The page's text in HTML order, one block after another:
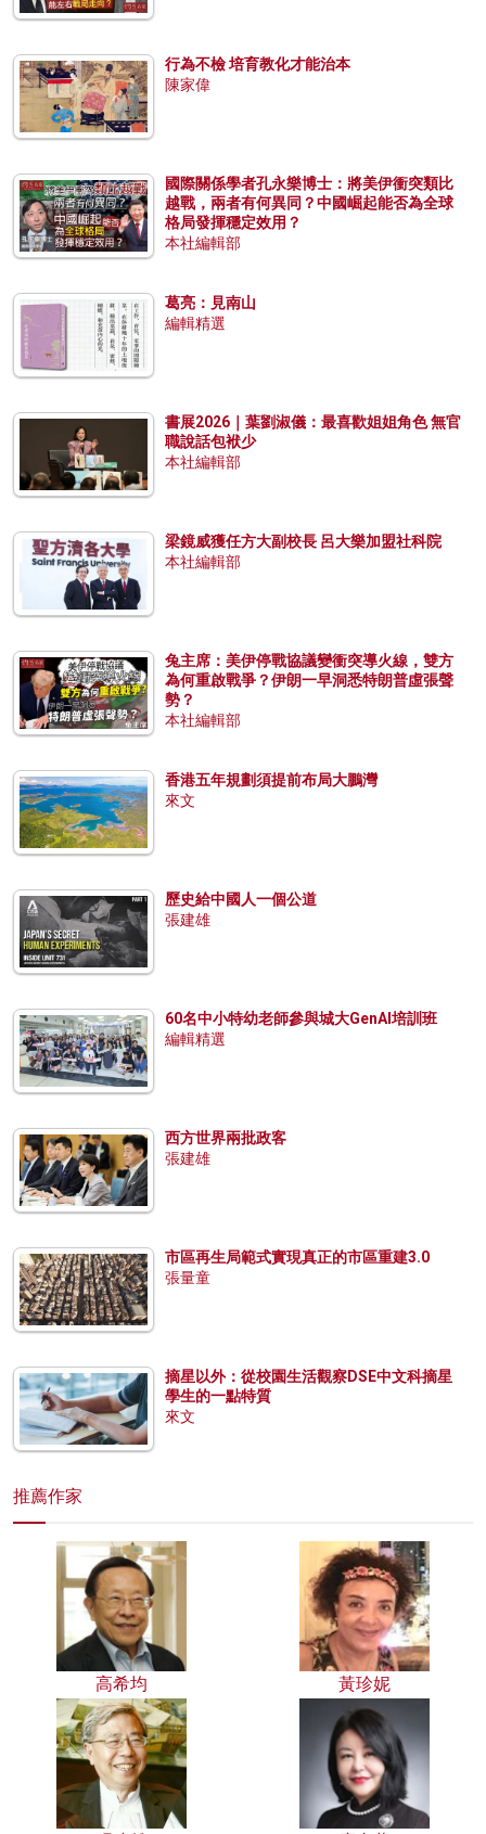
行為不檢 培育教化才能治本
陳家偉
國際關係學者孔永樂博士：將美伊衝突類比
越戰，兩者有何異同？中國崛起能否為全球
格局發揮穩定效用？
本社編輯部
葛亮：見南山
編輯精選
書展2026｜葉劉淑儀：最喜歡姐姐角色 無官
職說話包袱少
本社編輯部
梁鏡威獲任方大副校長 呂大樂加盟社科院
本社編輯部
兔主席：美伊停戰協議變衝突導火線，雙方
為何重啟戰爭？伊朗一早洞悉特朗普虛張聲
勢？
本社編輯部
香港五年規劃須提前布局大鵬灣
來文
歷史給中國人一個公道
張建雄
60名中小特幼老師參與城大GenAI培訓班
編輯精選
西方世界兩批政客
張建雄
市區再生局範式實現真正的市區重建3.0
張量童
摘星以外：從校園生活觀察DSE中文科摘星
學生的一點特質
來文
推薦作家
高希均 黃珍妮